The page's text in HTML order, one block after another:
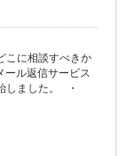
こに相談すべきか
ール返信サービス
しました。 ・